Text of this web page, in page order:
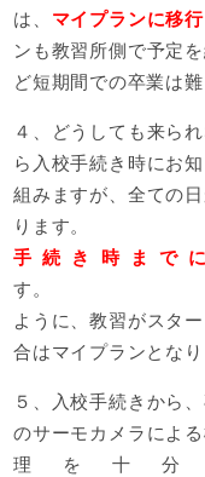
は、 マイプランに移
ンも教習所側で予定
ど短期間での卒業は難
４、どうしても来ら
ら入校手続き時にお
組みますが、全ての
ります
手続き時まで
す。 ３の
ように、教習がスタ
合はマイプランとなり
５、入校手続きから
のサーモカメラによ
理を十